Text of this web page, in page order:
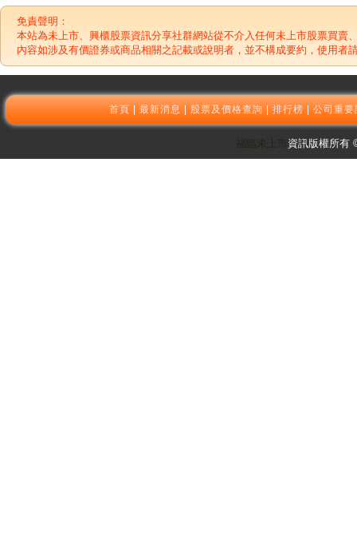
免責聲明：
本站為未上市、興櫃股票資訊分享社群網站從不介入任何未上市股票買賣
內容如涉及有價證券或商品相關之記載或說明者，並不構成要約，使用者
首頁|最新消息|股票及價格查詢|排行榜|公司重要
福臨未上市 資訊版權所有